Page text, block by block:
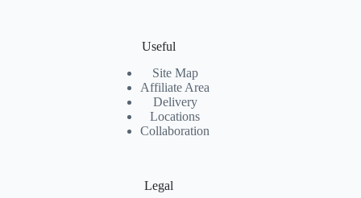
Useful
Site Map
Affiliate Area
Delivery
Locations
Collaboration
Legal